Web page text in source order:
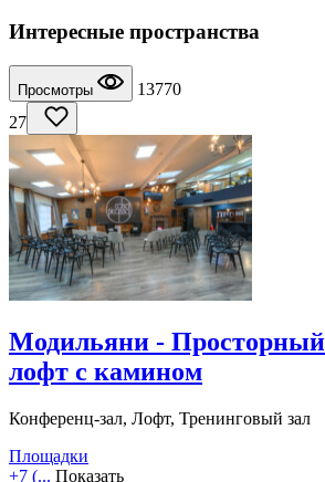
Интересные пространства
Просмотры
13770
27
Модильяни -
лофт с камином
Конференц-зал, Лофт, Тренинговый зал
Площадки
+7 (... Показать